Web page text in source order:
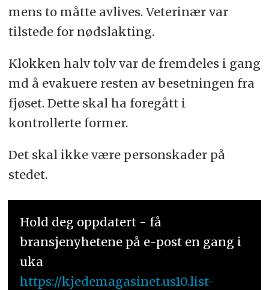
mens to måtte avlives. Veterinær var
tilstede for nødslakting.
Klokken halv tolv var de fremdeles i gang
md å evakuere resten av besetningen fra
fjøset. Dette skal ha foregått i
kontrollerte former.
Det skal ikke være personskader på
stedet.
Hold deg oppdatert - få
bransjenyhetene på e-post en gang i
uka
https://kjedemagasinet.us10.list-